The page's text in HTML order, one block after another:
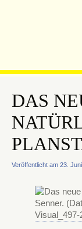
DAS
Veröffentlicht am 23.